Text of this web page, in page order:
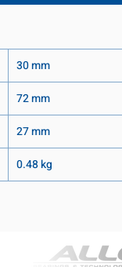
30 mm
72 mm
27 mm
0.48 kg